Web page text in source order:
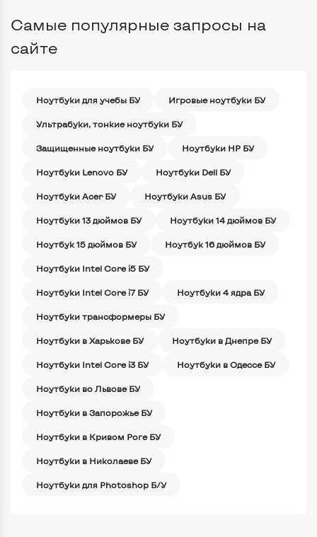
Самые популярные запросы на
сайте
Ноутбуки для учебы БУ Игровые ноутбуки БУ
Ультрабуки, тонкие ноутбуки БУ
Защищенные ноутбуки БУ Ноутбуки HP БУ
Ноутбуки Lenovo БУ Ноутбуки Dell БУ
Ноутбуки Acer БУ Ноутбуки Asus БУ
Ноутбуки 13 дюймов БУ Ноутбуки 14 дюймов БУ
Ноутбук 15 дюймов БУ Ноутбук 16 дюймов БУ
Ноутбуки Intel Core i5 БУ
Ноутбуки Intel Core i7 БУ Ноутбуки 4 ядра БУ
Ноутбуки трансформеры БУ
Ноутбуки в Харькове БУ Ноутбуки в Днепре БУ
Ноутбуки Intel Core i3 БУ Ноутбуки в Одессе БУ
Ноутбуки во Львове БУ
Ноутбуки в Запорожье БУ
Ноутбуки в Кривом Роге БУ
Ноутбуки в Николаеве БУ
Ноутбуки для Photoshop Б/У